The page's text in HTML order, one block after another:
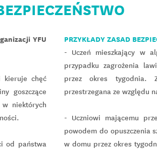
YFU
kieruje chęć
goszczące
w niektórych
od państwa
PRZYKŁADY ZASAD
- Uczeń mieszkający w
przypadku zagrożenia
przez okres tygodnia.
przestrzegana ze względu
- Uczniowi mającemu
powodem do opuszczenia
w domu przez okres